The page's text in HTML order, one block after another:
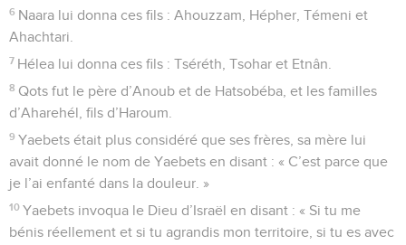
6 Naara lui donna ces fils : Ahouzzam, Hépher, Témeni et
Ahachtari.
7 Hélea lui donna ces fils : Tséréth, Tsohar et Etnân.
8 Qots fut le père d’Anoub et de Hatsobéba, et les familles
d’Aharehél, fils d’Haroum.
9 Yaebets était plus considéré que ses frères, sa mère lui
avait donné le nom de Yaebets en disant : « C’est parce que
je l’ai enfanté dans la douleur. »
10 Yaebets invoqua le Dieu d’Israël en disant : « Si tu me
bénis réellement et si tu agrandis mon territoire, si tu es avec